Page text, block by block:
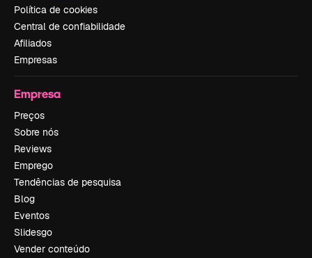
Política de cookies
Central de confiabilidade
Afiliados
Empresas
Empresa
Preços
Sobre nós
Reviews
Emprego
Tendências de pesquisa
Blog
Eventos
Slidesgo
Vender conteúdo